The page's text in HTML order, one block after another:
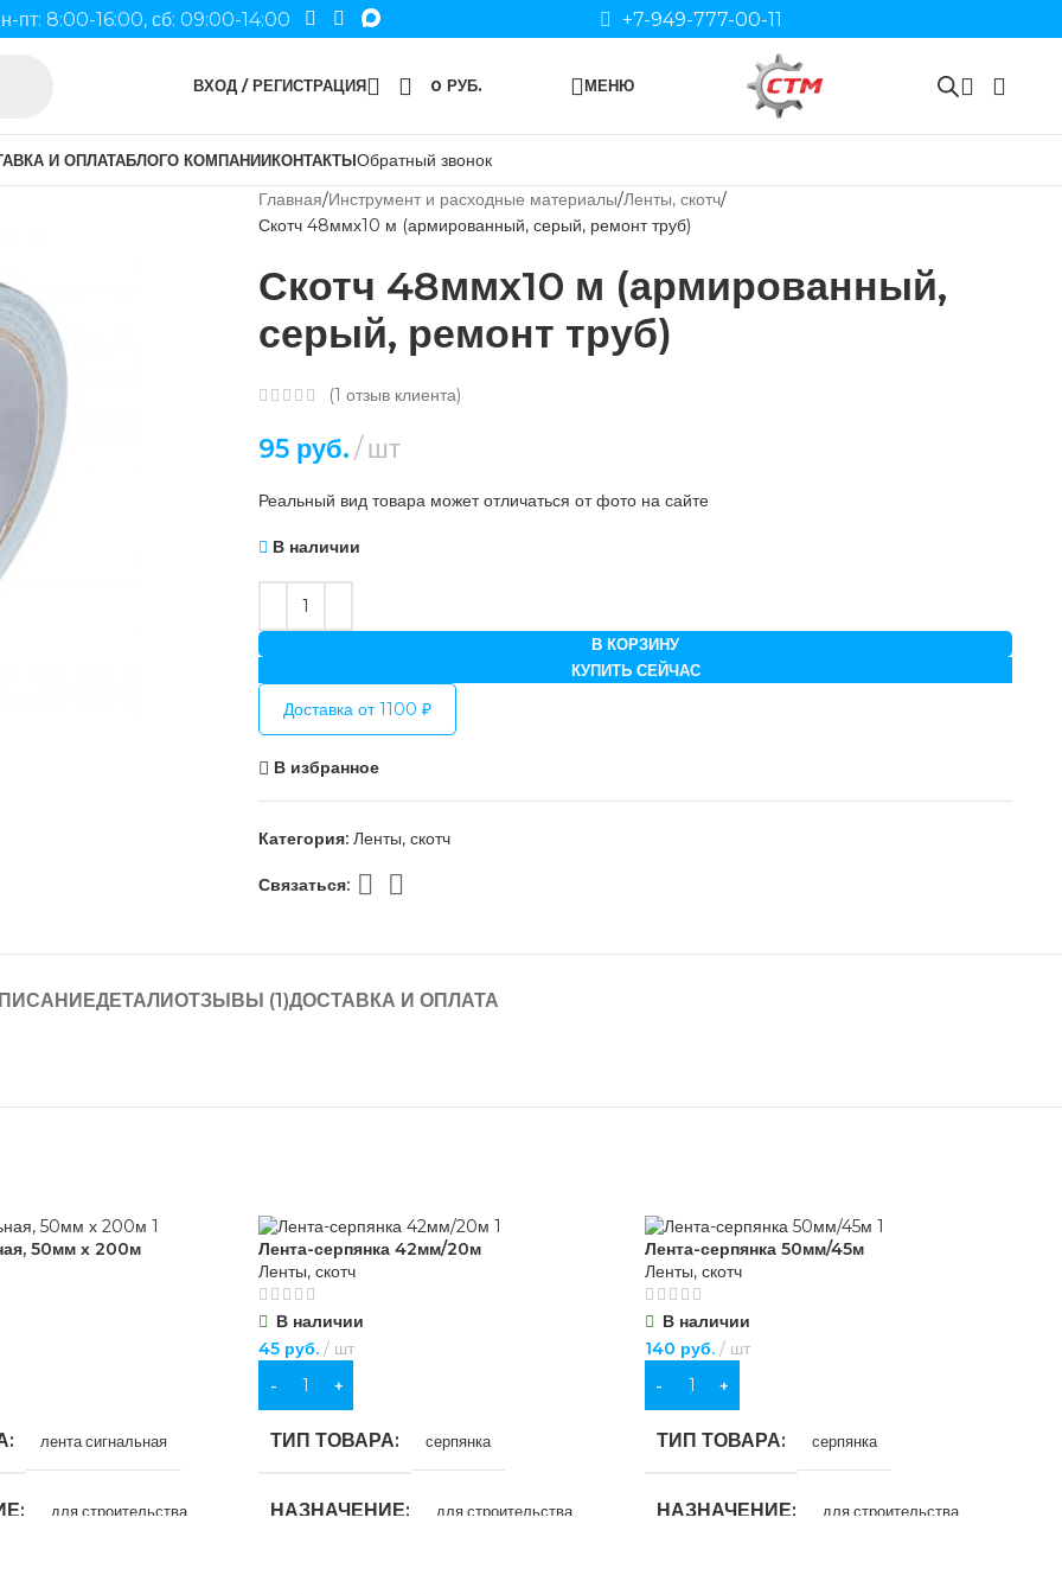
пт: 8:00-16:00, сб: 09:00-14:00 +7-949-777-00-11
ВХОД / РЕГИСТРАЦИЯ 0 РУБ. МЕНЮ
И ОПЛАТАБЛОГО КОМПАНИИКОНТАКТЫОбратный звонок
Главная Инструмент и расходные материалы Ленты, скотч
Скотч 48ммх10 м (армированный, серый, ремонт труб)
Скотч 48ммх10 м (армированный,
серый, ремонт труб)
(1 отзыв клиента)
95 руб. шт
Реальный вид товара может отличаться от фото на сайте
В наличии
В КОРЗИНУ
КУПИТЬ СЕЙЧАС
Доставка от 1100 ₽
В избранное
Категория: Ленты, скотч
Связаться:
ДЕТАЛИОТЗЫВЫ (1)ДОСТАВКА И ОПЛАТА
50мм х 200м
лента сигнальная
для строительства
Лента-серпянка 42мм/20м
Ленты, скотч
В наличии
45 руб. шт
В КОРЗИНУ
ТИП ТОВАРА серпянка
НАЗНАЧЕНИЕ для строительства
Лента-серпянка 50мм/45м
Ленты, скотч
В наличии
140 руб. шт
В КОРЗИНУ
ТИП ТОВАРА серпянка
НАЗНАЧЕНИЕ для строительства